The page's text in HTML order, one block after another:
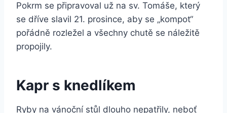
Pokrm se připravoval už na sv. Tomáše, který
se dříve slavil 21. prosince, aby se „kompot“
pořádně rozležel a všechny chutě se náležitě
propojily.
Kapr s knedlíkem
Ryby na vánoční stůl dlouho nepatřily, neboť